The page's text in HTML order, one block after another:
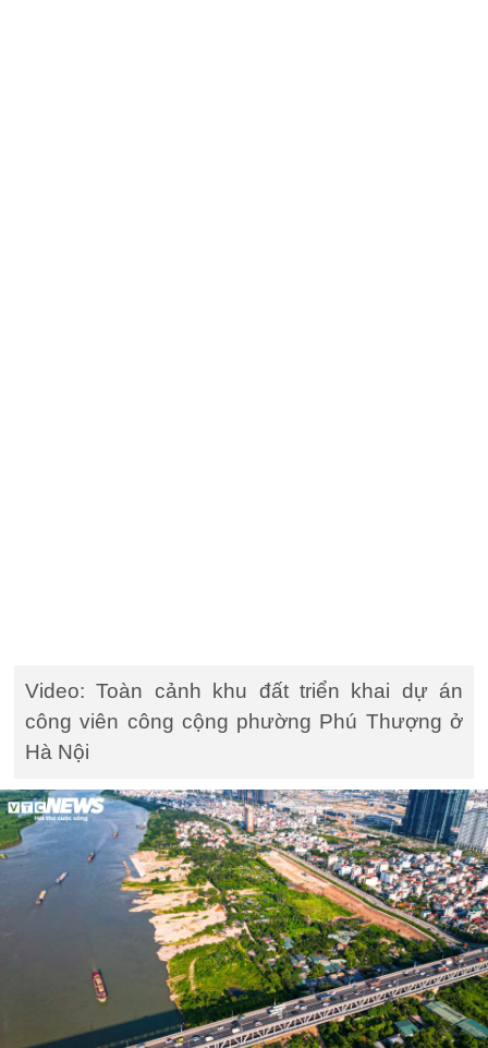
Video: Toàn cảnh khu đất triển khai dự án
công viên công cộng phường Phú Thượng ở
Hà Nội